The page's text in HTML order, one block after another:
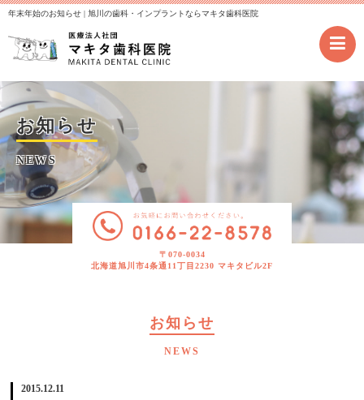
年末年始のお知らせ | 旭川の歯科・インプラントならマキタ歯科医院
お知らせ
NEWS
〒070-0034
北海道旭川市4条通11丁目2230 マキタビル2F
お知らせ
NEWS
2015.12.11